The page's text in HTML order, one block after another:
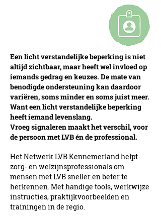
Een licht verstandelijke beperking is niet
altijd zichtbaar, maar heeft wel invloed op
iemands gedrag en keuzes. De mate van
benodigde ondersteuning kan daardoor
variëren, soms minder en soms juist meer.
Want een licht verstandelijke beperking
heeft iemand levenslang.
Vroeg signaleren maakt het verschil, voor
de persoon met LVB én de professional.
Het Netwerk LVB Kennemerland helpt
zorg- en welzijnsprofessionals om
mensen met LVB snelleren beter te
herkennen. Met handige tools, werkwijze
instructies,praktijkvoorbeelden en
trainingen in de regio.